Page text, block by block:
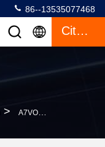
86--13535077468
Citazione
> A7VO250HD1D/63W-VPB02 Parti Di Pompe Idrauliche Rexroth A7VO28 A7VO55 A7VO80 A7VO107 A7VO160 A7VO200 A7VO250 A7VO355 A7VO500